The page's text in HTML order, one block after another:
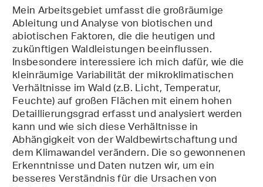
Mein Arbeitsgebiet umfasst die großräumige
Ableitung und Analyse von biotischen und
abiotischen Faktoren, die die heutigen und
zukünftigen Waldleistungen beeinflussen.
Insbesondere interessiere ich mich dafür, wie die
kleinräumige Variabilität der mikroklimatischen
Verhältnisse im Wald (z.B. Licht, Temperatur,
Feuchte) auf großen Flächen mit einem hohen
Detaillierungsgrad erfasst und analysiert werden
kann und wie sich diese Verhältnisse in
Abhängigkeit von der Waldbewirtschaftung und
dem Klimawandel verändern. Die so gewonnenen
Erkenntnisse und Daten nutzen wir, um ein
besseres Verständnis für die Ursachen von